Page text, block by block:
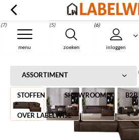
zoeken
(5)
inloggen
(6)
menu
(7)
Menu
ASSORTIMENT
STOFFEN SHOWROOM
OVER LABELWISE
Home Hoekbank rechts Memphis